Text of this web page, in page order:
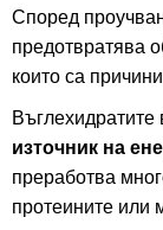
Според
предотвратява
които са
източник на
преработва
протеините или